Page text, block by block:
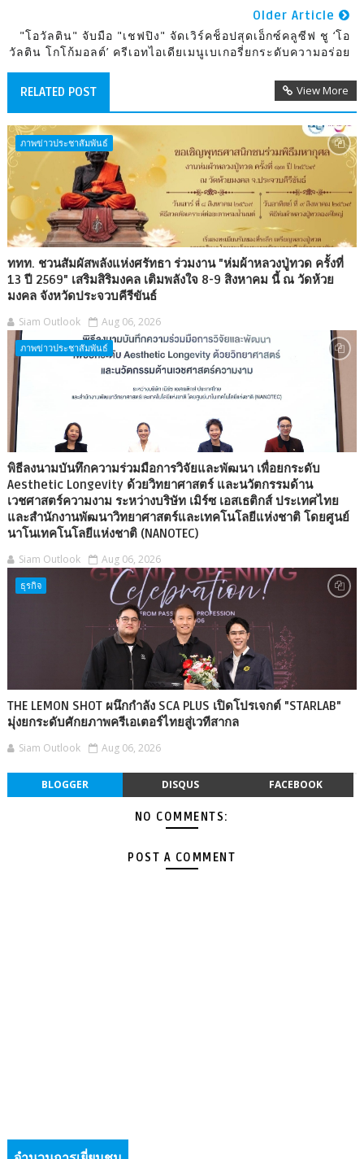
Older Article
"โอวัลติน" จับมือ "เชฟปิง" จัดเวิร์คช็อปสุดเอ็กซ์คลูซีฟ ชู ‘โอ
วัลติน โกโก้มอลต์’ ครีเอทไอเดียเมนูเบเกอรี่ยกระดับความอร่อย
RELATED POST View More
ภาพข่าวประชาสัมพันธ์
ททท. ชวนสัมผัสพลังแห่งศรัทธา ร่วมงาน "ห่มผ้าหลวงปู่ทวด ครั้งที่
13 ปี 2569" เสริมสิริมงคล เติมพลังใจ 8-9 สิงหาคม นี้ ณ วัดห้วย
มงคล จังหวัดประจวบคีรีขันธ์
Siam Outlook Aug 06, 2026
ภาพข่าวประชาสัมพันธ์
พิธีลงนามบันทึกความร่วมมือการวิจัยและพัฒนา เพื่อยกระดับ
Aesthetic Longevity ด้วยวิทยาศาสตร์ และนวัตกรรมด้าน
เวชศาสตร์ความงาม ระหว่างบริษัท เมิร์ซ เอสเธติกส์ ประเทศไทย
และสำนักงานพัฒนาวิทยาศาสตร์และเทคโนโลยีแห่งชาติ โดยศูนย์
นาโนเทคโนโลยีแห่งชาติ (NANOTEC)
Siam Outlook Aug 06, 2026
ธุรกิจ
THE LEMON SHOT ผนึกกำลัง SCA PLUS เปิดโปรเจกต์ "STARLAB"
มุ่งยกระดับศักยภาพครีเอเตอร์ไทยสู่เวทีสากล
Siam Outlook Aug 06, 2026
BLOGGER DISQUS FACEBOOK
NO COMMENTS:
POST A COMMENT